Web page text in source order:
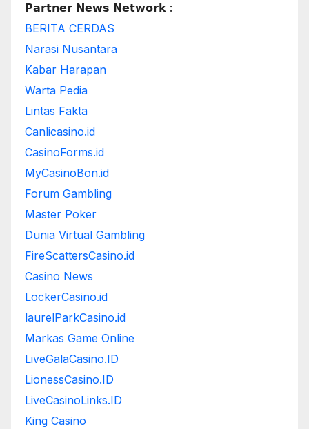
𝗣𝗮𝗿𝘁𝗻𝗲𝗿 𝗡𝗲𝘄𝘀 𝗡𝗲𝘁𝘄𝗼𝗿𝗸 :
BERITA CERDAS
Narasi Nusantara
Kabar Harapan
Warta Pedia
Lintas Fakta
Canlicasino.id
CasinoForms.id
MyCasinoBon.id
Forum Gambling
Master Poker
Dunia Virtual Gambling
FireScattersCasino.id
Casino News
LockerCasino.id
laurelParkCasino.id
Markas Game Online
LiveGalaCasino.ID
LionessCasino.ID
LiveCasinoLinks.ID
King Casino